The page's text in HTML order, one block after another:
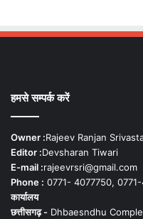
हमसे सम्पर्क करें
Owner :Rajeev Ranjan
Editor :Devsharan Tiwari
E-mail :rajeevrsri@gmail.com
Phone : 0771- 4077750,
कार्यालय
छत्तीसगढ़ - Dhbaesndhu